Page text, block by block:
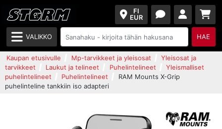
FI
EUR
VALIKKO HAE
Kaupan etusivulle Mp-tarvikkeet ja yleisosat
Yleisosat ja
tarvikkeet
Laukut ja telineet Puhelintelineet
Yleismalliset
puhelintelineet
Puhelintelineet
RAM Mounts X-Grip
puhelinteline tankkiin iso adapteri